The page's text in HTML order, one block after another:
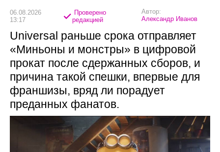
06.08.2026
13:17
Проверено
редакцией
Автор:
Александр Иванов
Universal раньше срока отправляет
«Миньоны и монстры» в цифровой
прокат после сдержанных сборов, и
причина такой спешки, впервые для
франшизы, вряд ли порадует
преданных фанатов.